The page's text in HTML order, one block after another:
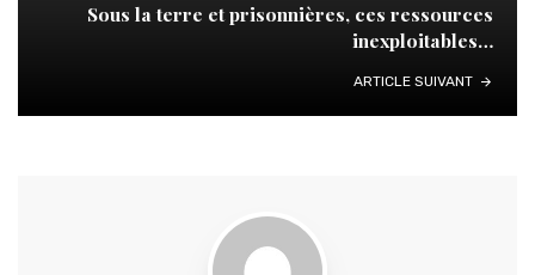
Sous la terre et prisonnières, ces ressources
inexploitables…
ARTICLE SUIVANT